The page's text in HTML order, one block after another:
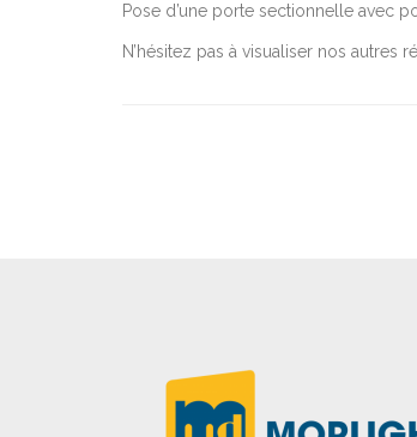
Pose d’une porte sectionnelle avec
N’hésitez pas à visualiser nos